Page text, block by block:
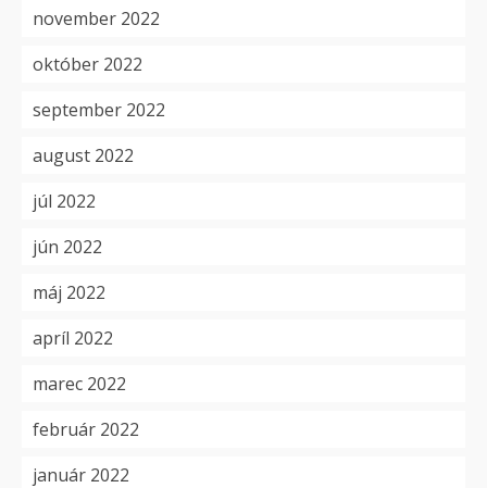
november 2022
október 2022
september 2022
august 2022
júl 2022
jún 2022
máj 2022
apríl 2022
marec 2022
február 2022
január 2022